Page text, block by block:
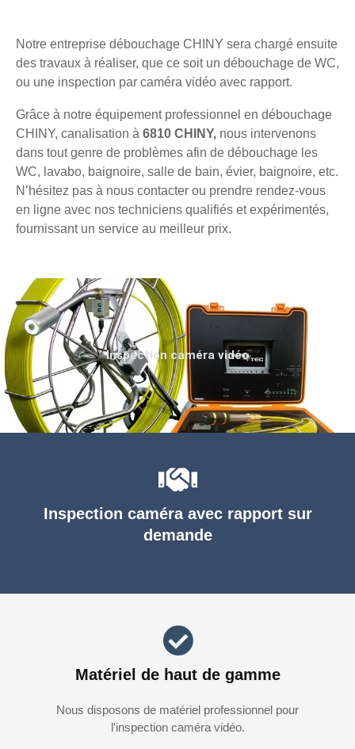
Notre entreprise débouchage CHINY sera chargé ensuite
des travaux à réaliser, que ce soit un débouchage de WC,
ou une inspection par caméra vidéo avec rapport.
Grâce à notre équipement professionnel en débouchage
CHINY, canalisation à 6810 CHINY, nous intervenons
dans tout genre de problèmes afin de débouchage les
WC, lavabo, baignoire, salle de bain, évier, baignoire, etc.
N’hésitez pas à nous contacter ou prendre rendez-vous
en ligne avec nos techniciens qualifiés et expérimentés,
fournissant un service au meilleur prix.
Inspection caméra avec rapport sur
demande
Matériel de haut de gamme
Nous disposons de matériel professionnel pour
l'inspection caméra vidéo.
Inspection caméra vidéo